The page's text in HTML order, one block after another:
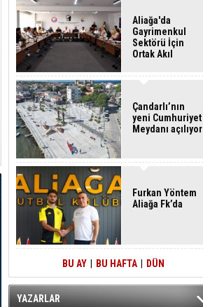
Aliağa'da
Gayrimenkul
Sektörü İçin
Ortak Akıl
Çandarlı’nın
yeni Cumhuriyet
Meydanı açılıyor
Furkan Yöntem
Aliağa Fk’da
BU AY BU HAFTA DÜN
YAZARLAR